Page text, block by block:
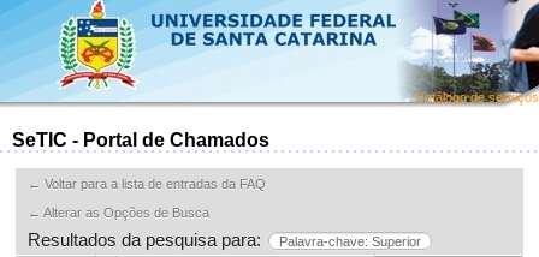
Catálogo de serviços
SeTIC - Portal de Chamados
← Voltar para a lista de entradas da FAQ
← Alterar as Opções de Busca
Resultados da pesquisa para:
Palavra-chave: Superior